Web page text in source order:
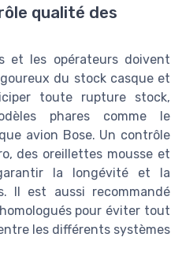
qualité des
et les opérateurs doivent
du stock casque et
toute rupture stock,
phares comme le
avion Bose. Un contrôle
des oreillettes mousse et
la longévité et la
Il est aussi recommandé
pour éviter tout
les différents systèmes